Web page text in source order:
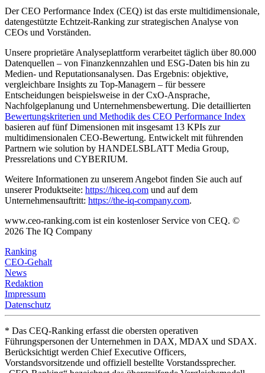
Der CEO Performance Index (CEQ) ist das erste multidimensionale,
datengestützte Echtzeit-Ranking zur strategischen Analyse von
CEOs und Vorständen.
Unsere proprietäre Analyseplattform verarbeitet täglich über 80.000
Datenquellen – von Finanzkennzahlen und ESG-Daten bis hin zu
Medien- und Reputationsanalysen. Das Ergebnis: objektive,
vergleichbare Insights zu Top-Managern – für bessere
Entscheidungen beispielsweise in der CxO-Ansprache,
Nachfolgeplanung und Unternehmensbewertung. Die detaillierten
Bewertungskriterien und Methodik des CEO Performance Index
basieren auf fünf Dimensionen mit insgesamt 13 KPIs zur
multidimensionalen CEO-Bewertung. Entwickelt mit führenden
Partnern wie solution by HANDELSBLATT Media Group,
Pressrelations und CYBERIUM.
Weitere Informationen zu unserem Angebot finden Sie auch auf
unserer Produktseite: https://hiceq.com und auf dem
Unternehmensauftritt: https://the-iq-company.com.
www.ceo-ranking.com ist ein kostenloser Service von CEQ. ©
2026 The IQ Company
Ranking
CEO-Gehalt
News
Redaktion
Impressum
Datenschutz
* Das CEQ-Ranking erfasst die obersten operativen
Führungspersonen der Unternehmen in DAX, MDAX und SDAX.
Berücksichtigt werden Chief Executive Officers,
Vorstandsvorsitzende und offiziell bestellte Vorstandssprecher.